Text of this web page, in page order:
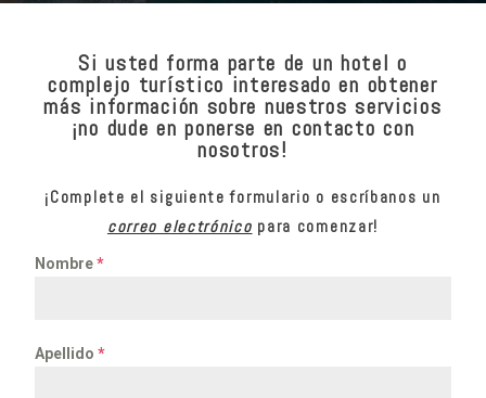
Si usted forma parte de un hotel o
complejo turístico interesado en obtener
más información sobre nuestros servicios
¡no dude en ponerse en contacto con
nosotros!
¡Complete el siguiente formulario o escríbanos un
correo electrónico para comenzar!
Nombre*
Apellido*